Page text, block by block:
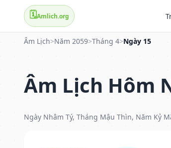
🗓️Amlich.org
Âm Lịch>Năm 2059>Tháng 4>Ngày 15
Âm Lịch Hôm
Ngày Nhâm Tý, Tháng Mậu Thìn, Năm Kỷ